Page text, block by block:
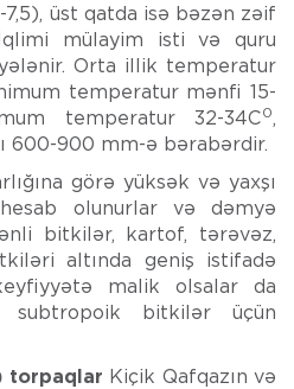
üst qatda isə bəzən zəif
mülayim isti və quru
Orta illik temperatur
temperatur mənfi 15-
temperatur 32-34C0,
600-900 mm-ə bərabərdir.
görə yüksək və yaxşı
olunurlar və dəmyə
bitkilər, kartof, tərəvəz,
altında geniş istifadə
malik olsalar da
subtropoik bitkilər üçün
torpaqlar Kiçik Qafqazın və